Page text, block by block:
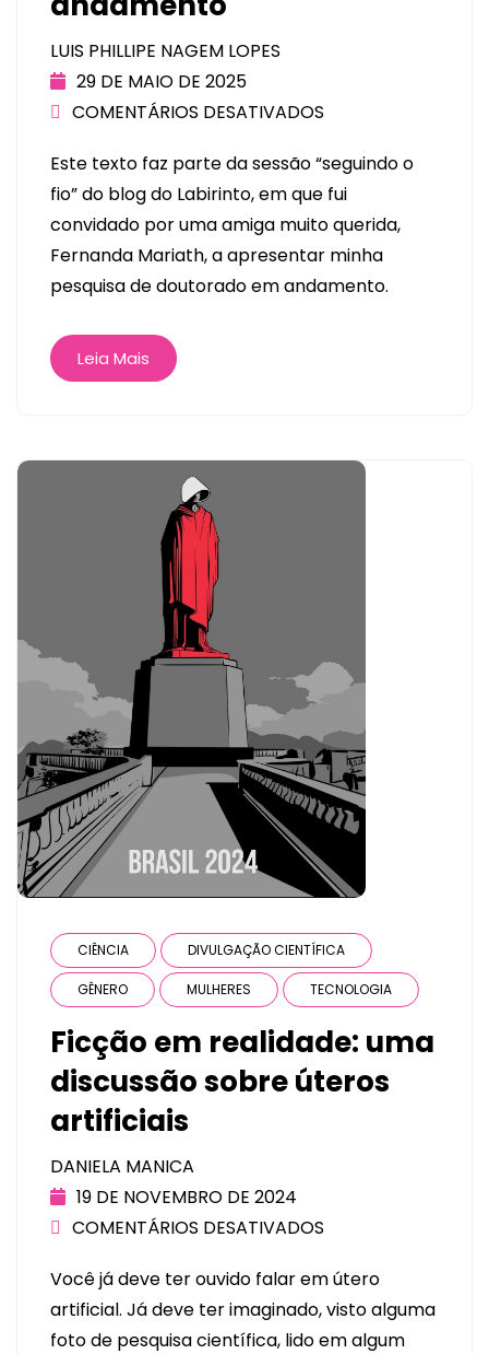
LUIS PHILLIPE NAGEM LOPES
29 DE MAIO DE 2025
COMENTÁRIOS DESATIVADOS
Este texto faz parte da sessão “seguindo o
fio” do blog do Labirinto, em que fui
convidado por uma amiga muito querida,
Fernanda Mariath, a apresentar minha
pesquisa de doutorado em andamento.
Leia Mais
CIÊNCIA DIVULGAÇÃO CIENTÍFICA
GÊNERO MULHERES TECNOLOGIA
Ficção em realidade: uma
discussão sobre úteros
artificiais
DANIELA MANICA
19 DE NOVEMBRO DE 2024
COMENTÁRIOS DESATIVADOS
Você já deve ter ouvido falar em útero
artificial. Já deve ter imaginado, visto alguma
foto de pesquisa científica, lido em algum